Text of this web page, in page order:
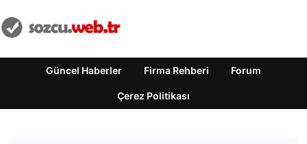
Güncel Haberler Firma Rehberi Forum
Çerez Politikası